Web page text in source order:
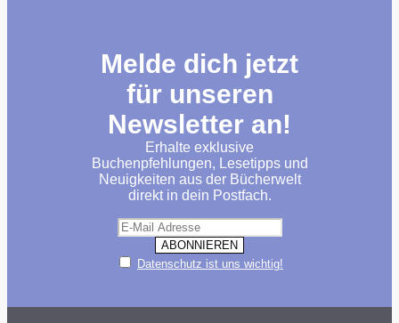
Melde dich jetzt
für unseren
Newsletter an!
Erhalte exklusive
Buchenpfehlungen, Lesetipps und
Neuigkeiten aus der Bücherwelt
direkt in dein Postfach.
Datenschutz ist uns wichtig!